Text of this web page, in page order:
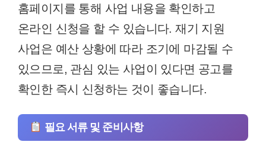
홈페이지를 통해 사업 내용을 확인하고
온라인 신청을 할 수 있습니다. 재기 지원
사업은 예산 상황에 따라 조기에 마감될 수
있으므로, 관심 있는 사업이 있다면 공고를
확인한 즉시 신청하는 것이 좋습니다.
필요 서류 및 준비사항